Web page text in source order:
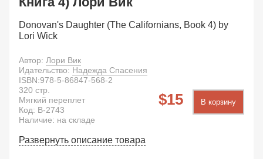
Donovan's Daughter (The Californians, Book 4) by
Lori Wick
Автор: Лори Вик
Идательство: Надежда Спасения
15 В корзину
ISBN:978-5-86847-568-2
320 стр.
Мягкий переплет
Код: B-2743
Наличие: на складе
Развернуть описание товара